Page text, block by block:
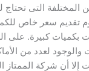
المختلفة التى تحتاج
تقديم سعر خاص
بكميات كبيرة. على
والوجود لعدد من
إلا أن شركة الممتاز